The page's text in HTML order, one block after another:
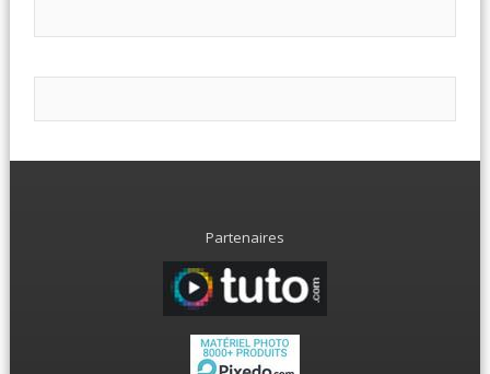
Partenaires